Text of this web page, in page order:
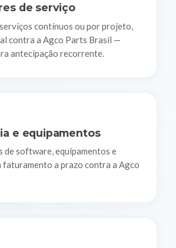
de serviço
serviços contínuos ou por projeto,
contra a Agco Parts Brasil —
antecipação recorrente.
e equipamentos
de software, equipamentos e
faturamento a prazo contra a Agco